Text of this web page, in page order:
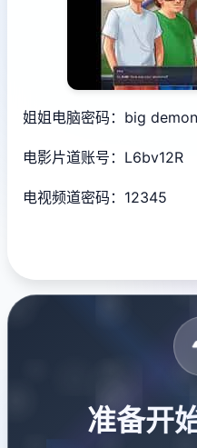
姐姐电脑密码：big demon
电影片道账号：L6bv12R
电视频道密码：12345
准备开